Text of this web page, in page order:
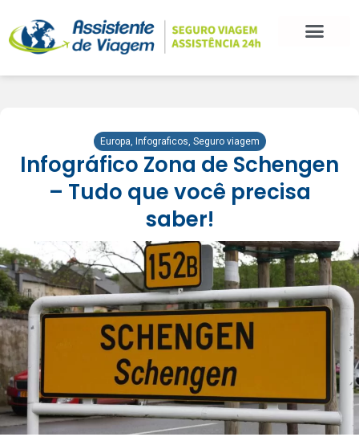
Europa, Infograficos, Seguro viagem
Infográfico Zona de Schengen
– Tudo que você precisa
saber!